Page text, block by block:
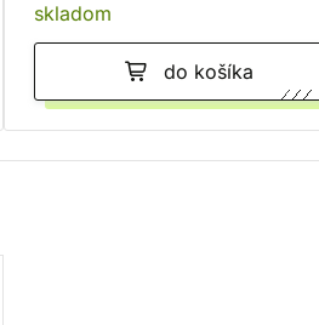
skladom
do košíka